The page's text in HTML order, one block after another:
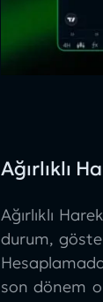
Ağırlıklı
Ağırlıklı
durum,
son dönem